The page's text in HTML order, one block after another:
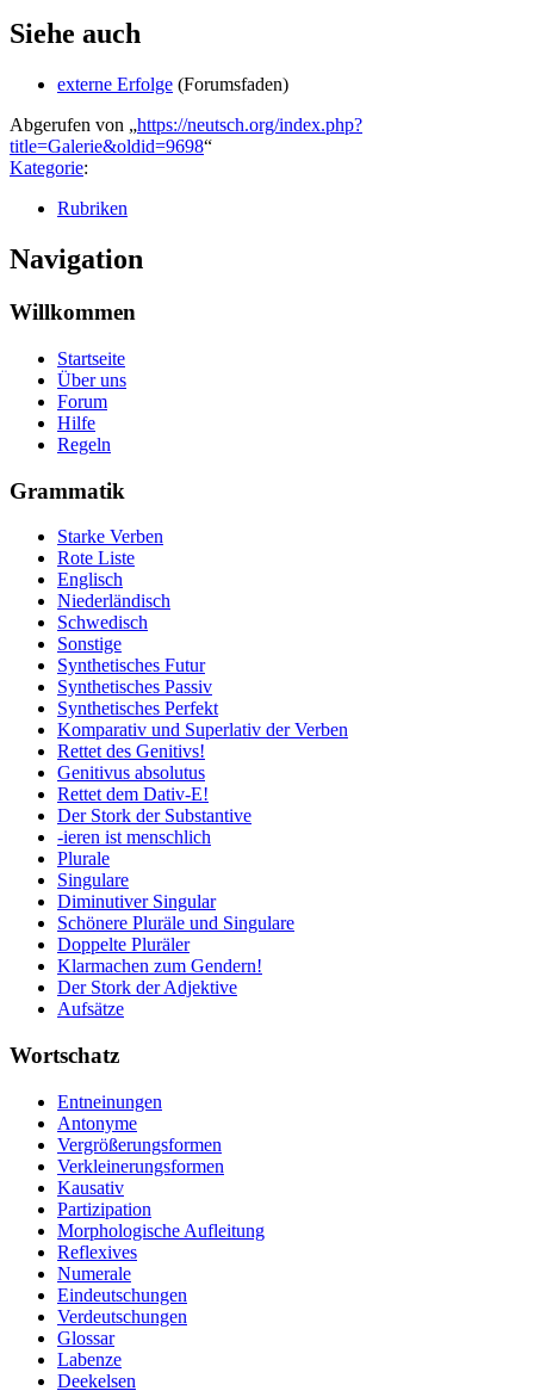
Siehe auch
externe Erfolge (Forumsfaden)
Abgerufen von „https://neutsch.org/index.php?
title=Galerie&oldid=9698“
Kategorie:
Rubriken
Navigation
Willkommen
Startseite
Über uns
Forum
Hilfe
Regeln
Grammatik
Starke Verben
Rote Liste
Englisch
Niederländisch
Schwedisch
Sonstige
Synthetisches Futur
Synthetisches Passiv
Synthetisches Perfekt
Komparativ und Superlativ der Verben
Rettet des Genitivs!
Genitivus absolutus
Rettet dem Dativ-E!
Der Stork der Substantive
-ieren ist menschlich
Plurale
Singulare
Diminutiver Singular
Schönere Pluräle und Singulare
Doppelte Pluräler
Klarmachen zum Gendern!
Der Stork der Adjektive
Aufsätze
Wortschatz
Entneinungen
Antonyme
Vergrößerungsformen
Verkleinerungsformen
Kausativ
Partizipation
Morphologische Aufleitung
Reflexives
Numerale
Eindeutschungen
Verdeutschungen
Glossar
Labenze
Deekelsen